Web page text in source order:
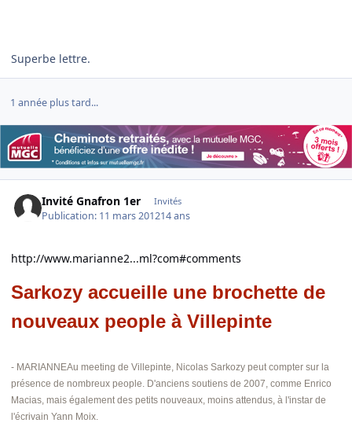
Superbe lettre.
1 année plus tard...
Invité Gnafron 1er Invités
Publication: 11 mars 201214 ans
http://www.marianne2...ml?com#comments
Sarkozy accueille une brochette de
nouveaux people à Villepinte
- MARIANNEAu meeting de Villepinte, Nicolas Sarkozy peut compter sur la
présence de nombreux people. D'anciens soutiens de 2007, comme Enrico
Macias, mais également des petits nouveaux, moins attendus, à l'instar de
l'écrivain Yann Moix.